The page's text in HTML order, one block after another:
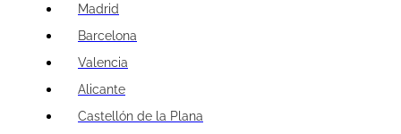
Madrid
Barcelona
Valencia
Alicante
Castellón de la Plana